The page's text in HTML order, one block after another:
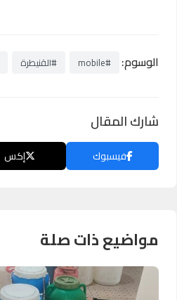
الوسوم: #mobile #القنيطرة
شارك المقال
فيسبوك إكس
مواضيع ذات صلة